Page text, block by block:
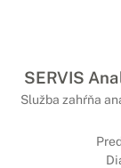
SERVIS
Služba zahŕňa